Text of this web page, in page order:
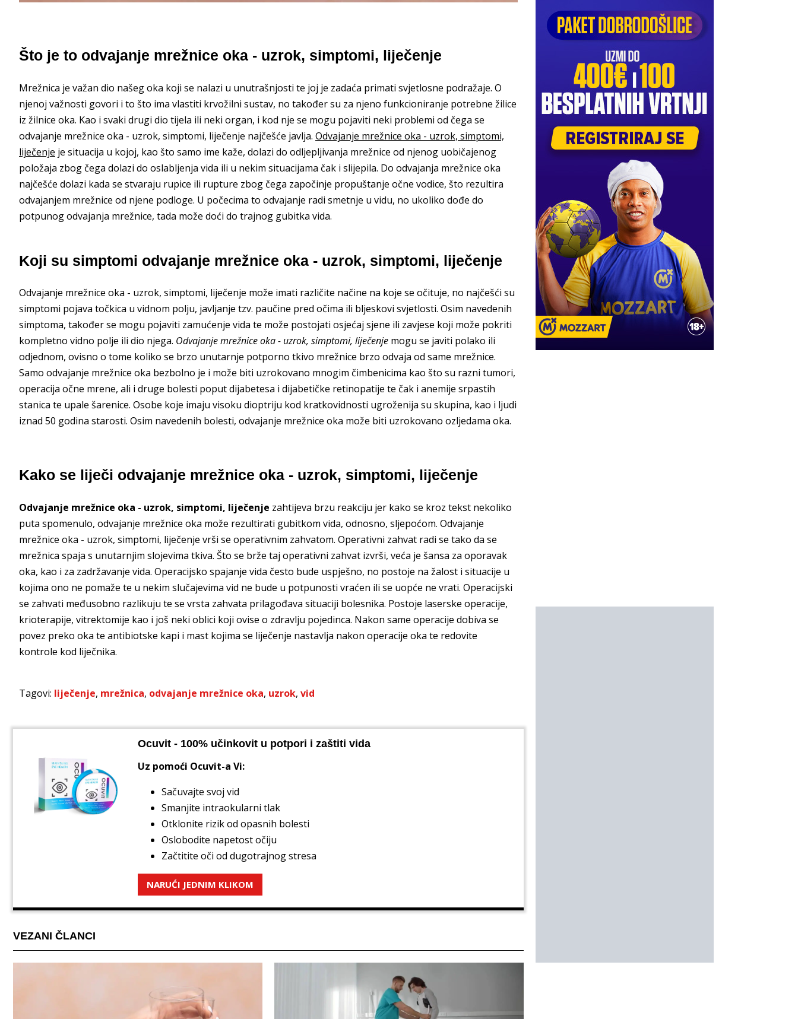
Što je to odvajanje mrežnice oka - uzrok, simptomi, liječenje
Mrežnica je važan dio našeg oka koji se nalazi u unutrašnjosti te joj je zadaća primati svjetlosne podražaje. O
njenoj važnosti govori i to što ima vlastiti krvožilni sustav, no također su za njeno funkcioniranje potrebne žilice
iz žilnice oka. Kao i svaki drugi dio tijela ili neki organ, i kod nje se mogu pojaviti neki problemi od čega se
odvajanje mrežnice oka - uzrok, simptomi, liječenje najčešće javlja. Odvajanje mrežnice oka - uzrok, simptomi,
liječenje je situacija u kojoj, kao što samo ime kaže, dolazi do odljepljivanja mrežnice od njenog uobičajenog
položaja zbog čega dolazi do oslabljenja vida ili u nekim situacijama čak i slijepila. Do odvajanja mrežnice oka
najčešće dolazi kada se stvaraju rupice ili rupture zbog čega započinje propuštanje očne vodice, što rezultira
odvajanjem mrežnice od njene podloge. U počecima to odvajanje radi smetnje u vidu, no ukoliko dođe do
potpunog odvajanja mrežnice, tada može doći do trajnog gubitka vida.
Koji su simptomi odvajanje mrežnice oka - uzrok, simptomi, liječenje
Odvajanje mrežnice oka - uzrok, simptomi, liječenje može imati različite načine na koje se očituje, no najčešći su
simptomi pojava točkica u vidnom polju, javljanje tzv. paučine pred očima ili bljeskovi svjetlosti. Osim navedenih
simptoma, također se mogu pojaviti zamućenje vida te može postojati osjećaj sjene ili zavjese koji može pokriti
kompletno vidno polje ili dio njega. Odvajanje mrežnice oka - uzrok, simptomi, liječenje mogu se javiti polako ili
odjednom, ovisno o tome koliko se brzo unutarnje potporno tkivo mrežnice brzo odvaja od same mrežnice.
Samo odvajanje mrežnice oka bezbolno je i može biti uzrokovano mnogim čimbenicima kao što su razni tumori,
operacija očne mrene, ali i druge bolesti poput dijabetesa i dijabetičke retinopatije te čak i anemije srpastih
stanica te upale šarenice. Osobe koje imaju visoku dioptriju kod kratkovidnosti ugroženija su skupina, kao i ljudi
iznad 50 godina starosti. Osim navedenih bolesti, odvajanje mrežnice oka može biti uzrokovano ozljedama oka.
Kako se liječi odvajanje mrežnice oka - uzrok, simptomi, liječenje
Odvajanje mrežnice oka - uzrok, simptomi, liječenje zahtijeva brzu reakciju jer kako se kroz tekst nekoliko
puta spomenulo, odvajanje mrežnice oka može rezultirati gubitkom vida, odnosno, sljepoćom. Odvajanje
mrežnice oka - uzrok, simptomi, liječenje vrši se operativnim zahvatom. Operativni zahvat radi se tako da se
mrežnica spaja s unutarnjim slojevima tkiva. Što se brže taj operativni zahvat izvrši, veća je šansa za oporavak
oka, kao i za zadržavanje vida. Operacijsko spajanje vida često bude uspješno, no postoje na žalost i situacije u
kojima ono ne pomaže te u nekim slučajevima vid ne bude u potpunosti vraćen ili se uopće ne vrati. Operacijski
se zahvati međusobno razlikuju te se vrsta zahvata prilagođava situaciji bolesnika. Postoje laserske operacije,
krioterapije, vitrektomije kao i još neki oblici koji ovise o zdravlju pojedinca. Nakon same operacije dobiva se
povez preko oka te antibiotske kapi i mast kojima se liječenje nastavlja nakon operacije oka te redovite
kontrole kod liječnika.
Tagovi: liječenje, mrežnica, odvajanje mrežnice oka, uzrok, vid
Ocuvit - 100% učinkovit u potpori i zaštiti vida
Uz pomoći Ocuvit-a Vi:
Sačuvajte svoj vid
Smanjite intraokularni tlak
Otklonite rizik od opasnih bolesti
Oslobodite napetost očiju
Začtitite oči od dugotrajnog stresa
NARUĆI JEDNIM KLIKOM
VEZANI ČLANCI